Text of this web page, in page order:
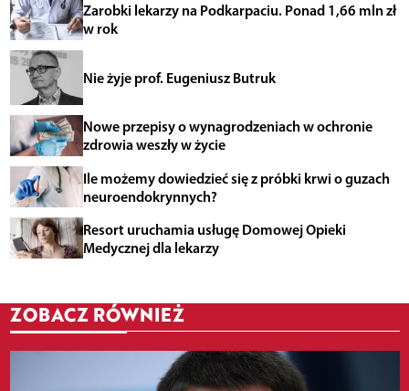
Zarobki lekarzy na Podkarpaciu. Ponad 1,66 mln zł
w rok
Nie żyje prof. Eugeniusz Butruk
Nowe przepisy o wynagrodzeniach w ochronie
zdrowia weszły w życie
Ile możemy dowiedzieć się z próbki krwi o guzach
neuroendokrynnych?
Resort uruchamia usługę Domowej Opieki
Medycznej dla lekarzy
ZOBACZ RÓWNIEŻ